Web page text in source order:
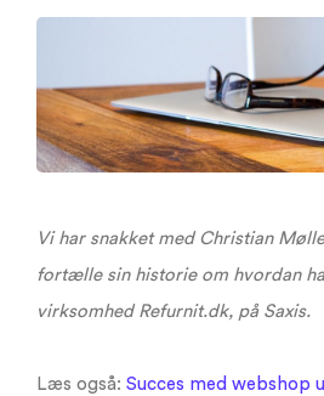
Vi har snakket med Christian
fortælle sin historie om hvordan
virksomhed Refurnit.dk, på Saxis.
Læs også: Succes med webshop